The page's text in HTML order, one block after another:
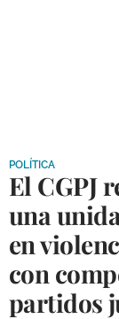
DEPORTES
OPINIÓN
POLÍTICA
El CGPJ
una
en
con
partidos